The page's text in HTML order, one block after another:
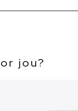
jou?